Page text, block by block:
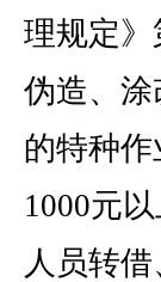
理规定
伪造、
的特种
1000元
人员转